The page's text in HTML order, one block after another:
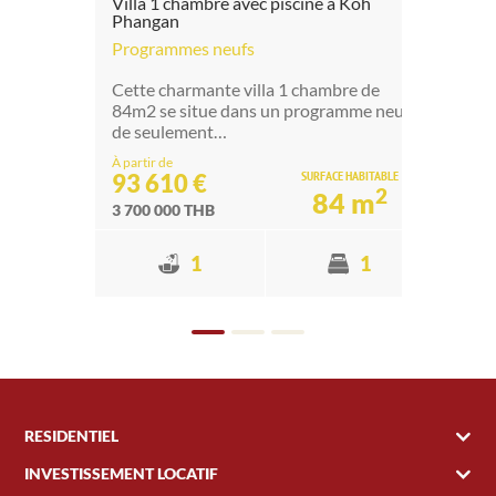
Phangan
Programmes neufs
Cette charmante villa 1 chambre de
84m2 se situe dans un programme neuf
de seulement…
À partir de
93 610 €
3 700 000 THB
SURFACE HABITABLE
84 m2
1 1
RESIDENTIEL
INVESTISSEMENT LOCATIF